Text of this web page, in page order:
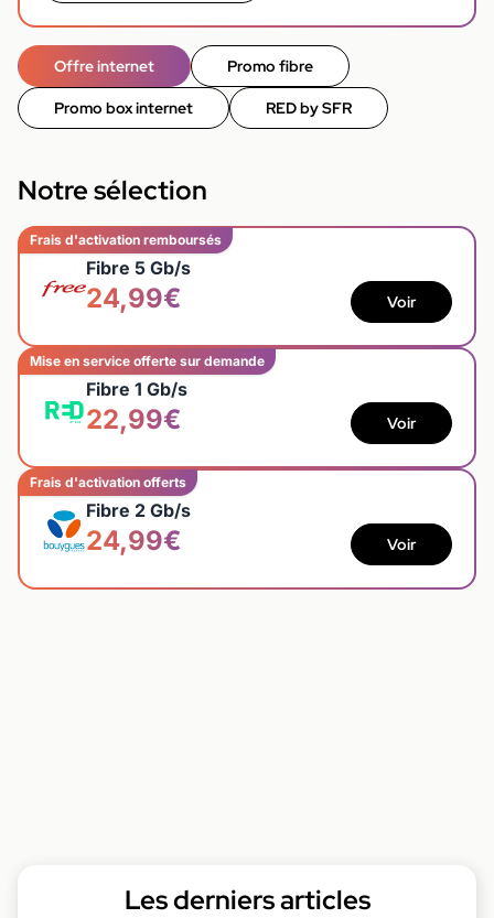
Offre internet Promo fibre
Promo box internet RED by SFR
Notre sélection
Frais d'activation remboursés
Fibre 5 Gb/s
24,99€ Voir
Mise en service offerte sur demande
Fibre 1 Gb/s
22,99€ Voir
Frais d'activation offerts
Fibre 2 Gb/s
24,99€ Voir
Les derniers articles